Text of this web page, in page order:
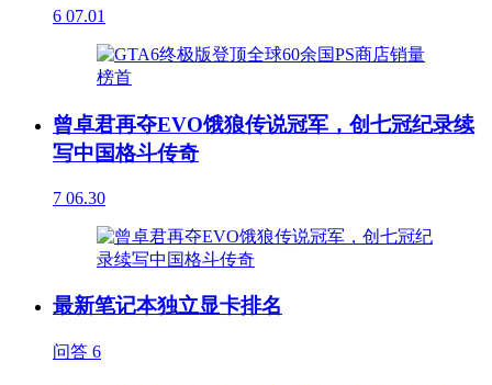
6 07.01
曾卓君再夺EVO饿狼传说冠军，创七冠纪录续
写中国格斗传奇
7 06.30
最新笔记本独立显卡排名
问答 6